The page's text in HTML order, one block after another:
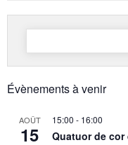
Rechercher :
Évènements à venir
AOÛT
15
15:00 - 16:00
Quatuor de